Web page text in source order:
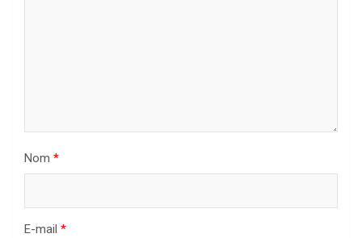
Nom *
E-mail *